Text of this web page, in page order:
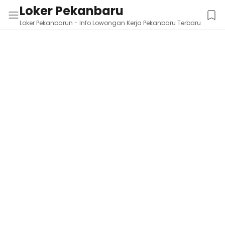
Loker Pekanbaru
Loker Pekanbarun - Info Lowongan Kerja Pekanbaru Terbaru